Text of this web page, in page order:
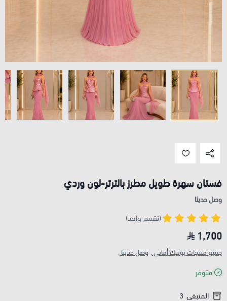
فستان سهرة طويل مطرز بالترتر-لون وردي
وصل حديثا
(تقييم واحد)
1,700
جميع منتجات بوتيك أماني , وصل حديثا ,
متوفر
المتبقي 3